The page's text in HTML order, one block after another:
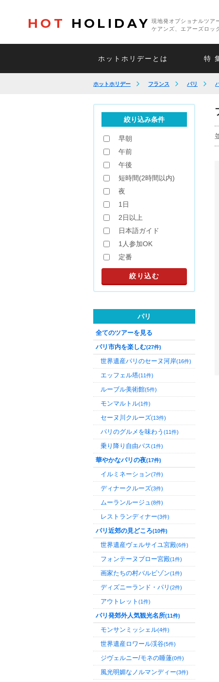
HOT HOLIDAY
現地発オプショナルツア
ケアンズ、エアーズロッ
ホットホリデーとは 特
ホットホリデー フランス パリ
絞り込み条件
早朝
午前
午後
短時間(2時間以内)
夜
1日
2日以上
日本語ガイド
1人参加OK
定番
パリ
全てのツアーを見る
パリ市内を楽しむ(27件)
世界遺産パリのセーヌ河岸(16件)
エッフェル塔(11件)
ルーブル美術館(5件)
モンマルトル(1件)
セーヌ川クルーズ(13件)
パリのグルメを味わう (11件)
乗り降り自由バス(1件)
華やかなパリの夜(17件)
イルミネーション(7件)
ディナークルーズ(3件)
ムーランルージュ(8件)
レストランディナー(3件)
パリ近郊の見どころ(10件)
世界遺産ヴェルサイユ宮殿(6件)
フォンテーヌブロー宮殿(1件)
画家たちの村バルビゾン(1件)
ディズニーランド・パリ (2件)
アウトレット (1件)
パリ発郊外人気観光名所(11件)
モンサンミッシェル(4件)
世界遺産ロワール渓谷(5件)
ジヴェルニー/モネの睡蓮(0件)
風光明媚なノルマンディー(3件)